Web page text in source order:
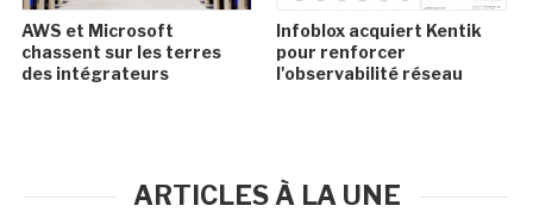
AWS et Microsoft
chassent sur les terres
des intégrateurs
Infoblox acquiert Kentik
pour renforcer
l'observabilité réseau
ARTICLES À LA UNE